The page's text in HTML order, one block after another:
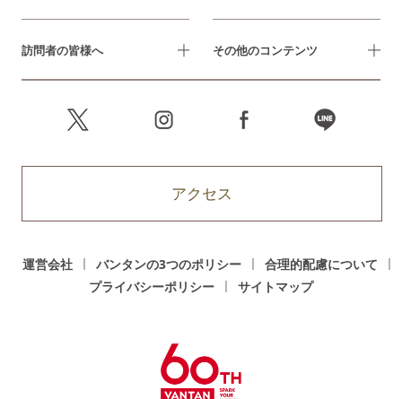
訪問者の皆様へ その他のコンテンツ
アクセス
運営会社 バンタンの3つのポリシー
合理的配慮について
プライバシーポリシー
サイトマップ